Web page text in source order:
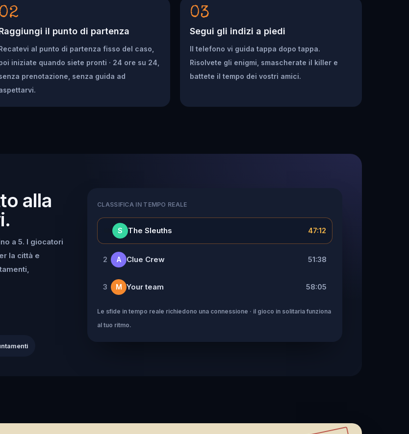
02
il punto di partenza
al punto di partenza fisso del caso,
iniziate quando siete pronti · 24 ore su 24,
prenotazione, senza guida ad
03
Segui gli indizi a piedi
Il telefono vi guida tappa dopo tappa.
Risolvete gli enigmi, smascherate il killer e
battete il tempo dei vostri amici.
alla
a 5. I giocatori
la città e
CLASSIFICA IN TEMPO REALE
S The Sleuths 47:12
2 A Clue Crew 51:38
3 M Your team 58:05
Le sfide in tempo reale richiedono una connessione · il gioco in solitaria funziona
al tuo ritmo.